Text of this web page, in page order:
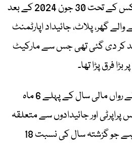
مذاکرات کیے ہیں۔ اس ٹیکس کے تحت 30 جون 2024 کے بعد
گھر، پلاٹ، جائیداد اپارٹمنٹ
کر دی گئی تھی جس سے مارکیٹ
فرق پڑا تھا۔
ذرائع کے مطابق حکومت نے رواں مالی سال کے پہلے 6 ماہ
ٹیکس پراپرٹی اور جائیدادوں سے متعلقہ
ٹرانزیکشن سے وصول کیا ہے جو گزشتہ سال کی نسبت 18